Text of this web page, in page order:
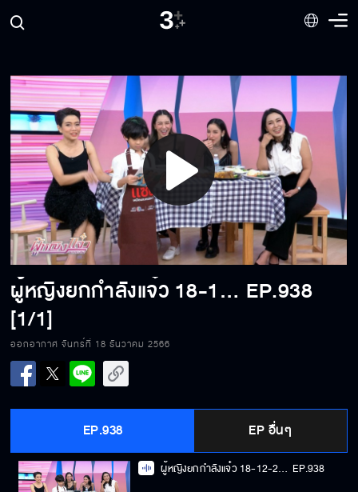
Play
Video
ผู้หญิงยกกำลังแจ๋ว 18-12-2023 EP.938
[1/1]
ออกอากาศ จันทร์ที่ 18 ธันวาคม 2566
EP.938 EP อื่นๆ
ผู้หญิงยกกำลังแจ๋ว 18-12-2023 EP.938